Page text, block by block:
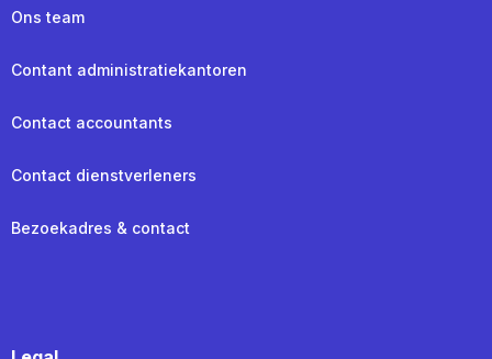
Ons team
Contant administratiekantoren
Contact accountants
Contact dienstverleners
Bezoekadres & contact